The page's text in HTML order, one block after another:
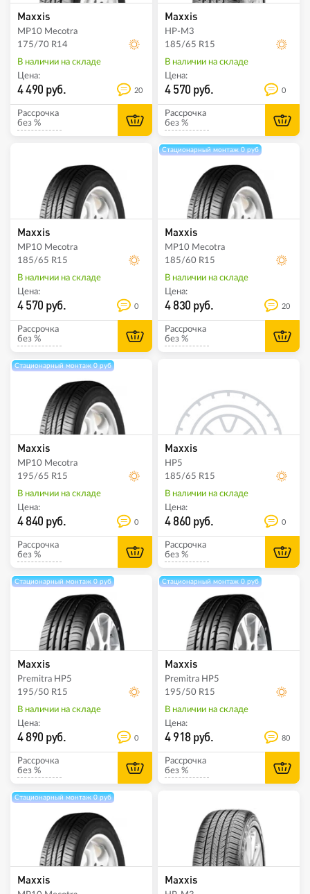
Maxxis
MP10 Mecotra
175/70 R14
В наличии на складе
Цена:
4 490 руб. 20
Рассрочка
без %
Maxxis
HP-M3
185/65 R15
В наличии на складе
Цена:
4 570 руб. 0
Рассрочка
без %
Maxxis
MP10 Mecotra
185/65 R15
В наличии на складе
Цена:
4 570 руб. 0
Рассрочка
без %
Стационарный монтаж 0 руб
Maxxis
MP10 Mecotra
185/60 R15
В наличии на складе
Цена:
4 830 руб. 20
Рассрочка
без %
Стационарный монтаж 0 руб
Maxxis
MP10 Mecotra
195/65 R15
В наличии на складе
Цена:
4 840 руб. 0
Рассрочка
без %
Maxxis
HP5
185/65 R15
В наличии на складе
Цена:
4 860 руб. 0
Рассрочка
без %
Стационарный монтаж 0 руб
Maxxis
Premitra HP5
195/50 R15
В наличии на складе
Цена:
4 890 руб. 0
Рассрочка
без %
Стационарный монтаж 0 руб
Maxxis
Premitra HP5
195/50 R15
В наличии на складе
Цена:
4 918 руб. 80
Рассрочка
без %
Стационарный монтаж 0 руб
Maxxis Maxxis